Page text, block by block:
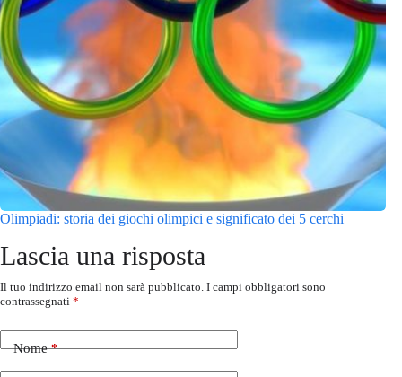
Olimpiadi: storia dei giochi olimpici e significato dei 5 cerchi
Lascia una risposta
Il tuo indirizzo email non sarà pubblicato. I campi obbligatori sono
contrassegnati *
Nome*